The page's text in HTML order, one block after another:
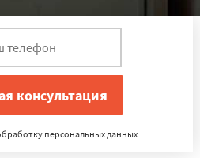
персональных данных